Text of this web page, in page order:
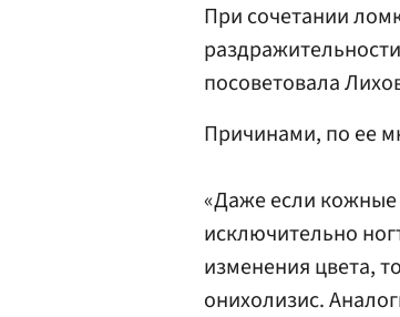
При сочетании
посоветовала
Причинами, по ее
«Даже если кожные
исключительно
изменения цвета,
онихолизис.